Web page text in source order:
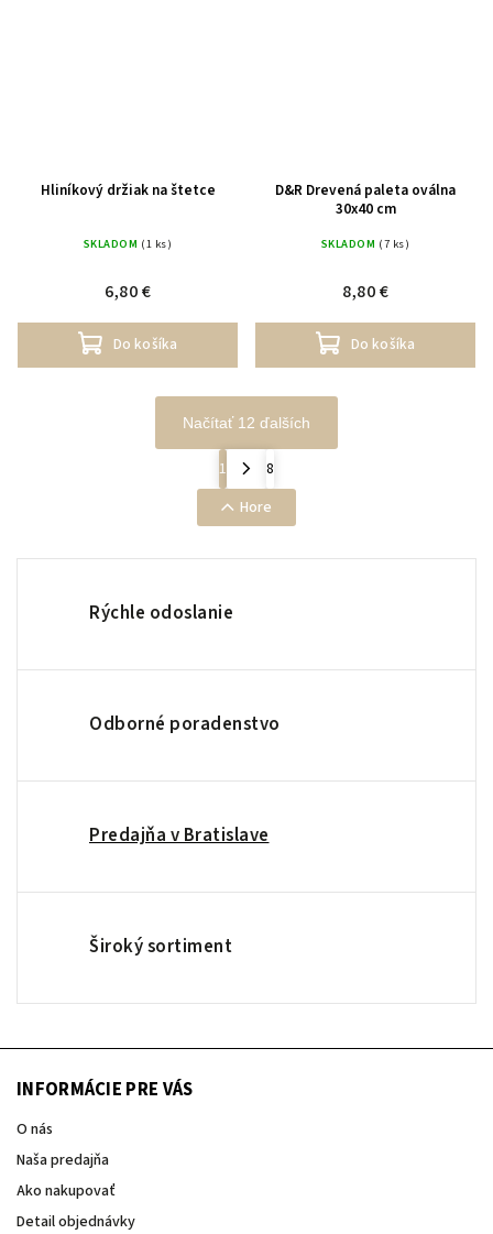
Hliníkový držiak na štetce
SKLADOM (1 ks)
6,80 €
Do košíka
D&R Drevená paleta oválna
30x40 cm
SKLADOM (7 ks)
8,80 €
Do košíka
Načítať 12 ďalších
1
8
Hore
Rýchle odoslanie
Odborné poradenstvo
Predajňa v Bratislave
Široký sortiment
INFORMÁCIE PRE VÁS
O nás
Naša predajňa
Ako nakupovať
Detail objednávky